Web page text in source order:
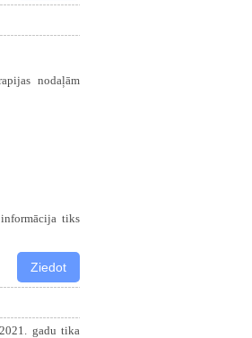
nodaļām
tiks
gadu tika